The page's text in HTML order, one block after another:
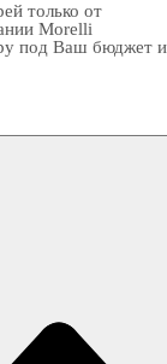
только от
Morelli
под Ваш бюджет и